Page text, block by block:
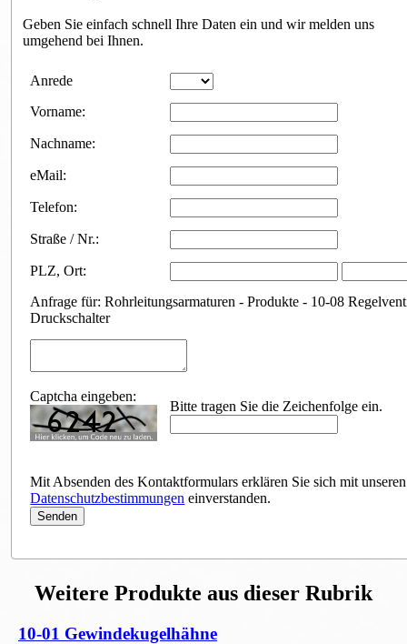
Geben Sie einfach schnell Ihre Daten ein und wir melden uns
umgehend bei Ihnen.
Anrede
Vorname:
Nachname:
eMail:
Telefon:
Straße / Nr.:
PLZ,Ort:
Anfrage für: Rohrleitungsarmaturen - Produkte - 10-08
Druckschalter
Captcha eingeben:
Bitte tragen Sie die Zeichenfolge ein.
Mit Absenden des Kontaktformulars erklären Sie sich mit unseren
Datenschutzbestimmungen einverstanden.
Anfrageformular
Weitere Produkte aus dieser Rubrik
10-01 Gewindekugelhähne